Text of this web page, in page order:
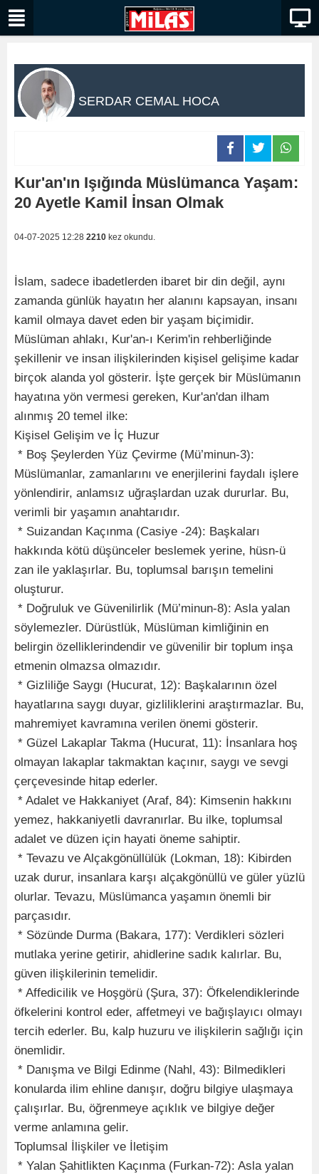
SERDAR CEMAL HOCA
Kur'an'ın Işığında Müslümanca Yaşam:
20 Ayetle Kamil İnsan Olmak
04-07-2025 12:28 2210 kez okundu.
İslam, sadece ibadetlerden ibaret bir din değil, aynı
zamanda günlük hayatın her alanını kapsayan, insanı
kamil olmaya davet eden bir yaşam biçimidir.
Müslüman ahlakı, Kur'an-ı Kerim'in rehberliğinde
şekillenir ve insan ilişkilerinden kişisel gelişime kadar
birçok alanda yol gösterir. İşte gerçek bir Müslümanın
hayatına yön vermesi gereken, Kur'an'dan ilham
alınmış 20 temel ilke:
Kişisel Gelişim ve İç Huzur
* Boş Şeylerden Yüz Çevirme (Mü’minun-3):
Müslümanlar, zamanlarını ve enerjilerini faydalı işlere
yönlendirir, anlamsız uğraşlardan uzak dururlar. Bu,
verimli bir yaşamın anahtarıdır.
* Suizandan Kaçınma (Casiye -24): Başkaları
hakkında kötü düşünceler beslemek yerine, hüsn-ü
zan ile yaklaşırlar. Bu, toplumsal barışın temelini
oluşturur.
* Doğruluk ve Güvenilirlik (Mü’minun-8): Asla yalan
söylemezler. Dürüstlük, Müslüman kimliğinin en
belirgin özelliklerindendir ve güvenilir bir toplum inşa
etmenin olmazsa olmazıdır.
* Gizliliğe Saygı (Hucurat, 12): Başkalarının özel
hayatlarına saygı duyar, gizliliklerini araştırmazlar. Bu,
mahremiyet kavramına verilen önemi gösterir.
* Güzel Lakaplar Takma (Hucurat, 11): İnsanlara hoş
olmayan lakaplar takmaktan kaçınır, saygı ve sevgi
çerçevesinde hitap ederler.
* Adalet ve Hakkaniyet (Araf, 84): Kimsenin hakkını
yemez, hakkaniyetli davranırlar. Bu ilke, toplumsal
adalet ve düzen için hayati öneme sahiptir.
* Tevazu ve Alçakgönüllülük (Lokman, 18): Kibirden
uzak durur, insanlara karşı alçakgönüllü ve güler yüzlü
olurlar. Tevazu, Müslümanca yaşamın önemli bir
parçasıdır.
* Sözünde Durma (Bakara, 177): Verdikleri sözleri
mutlaka yerine getirir, ahidlerine sadık kalırlar. Bu,
güven ilişkilerinin temelidir.
* Affedicilik ve Hoşgörü (Şura, 37): Öfkelendiklerinde
öfkelerini kontrol eder, affetmeyi ve bağışlayıcı olmayı
tercih ederler. Bu, kalp huzuru ve ilişkilerin sağlığı için
önemlidir.
* Danışma ve Bilgi Edinme (Nahl, 43): Bilmedikleri
konularda ilim ehline danışır, doğru bilgiye ulaşmaya
çalışırlar. Bu, öğrenmeye açıklık ve bilgiye değer
verme anlamına gelir.
Toplumsal İlişkiler ve İletişim
* Yalan Şahitlikten Kaçınma (Furkan-72): Asla yalan